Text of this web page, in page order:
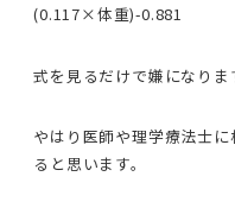
(0.117×体重)-0.881
式を見るだけで嫌になりま
やはり医師や理学療法士
ると思います。